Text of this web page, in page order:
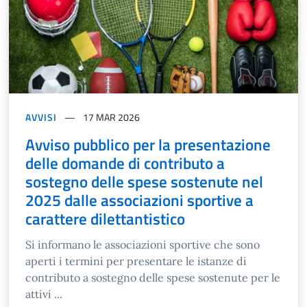
AVVISI 17 MAR 2026
Avviso pubblico per la presentazione
delle domande di contributo a
sostegno delle spese sostenute nel
2025 dalle associazioni sportive a
carattere dilettantistico
Si informano le associazioni sportive che sono
aperti i termini per presentare le istanze di
contributo a sostegno delle spese sostenute per le
attivi ...